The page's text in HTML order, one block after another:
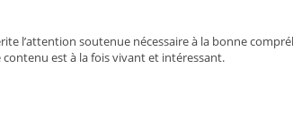
l’attention soutenue nécessaire à la bonne
est à la fois vivant et intéressant.